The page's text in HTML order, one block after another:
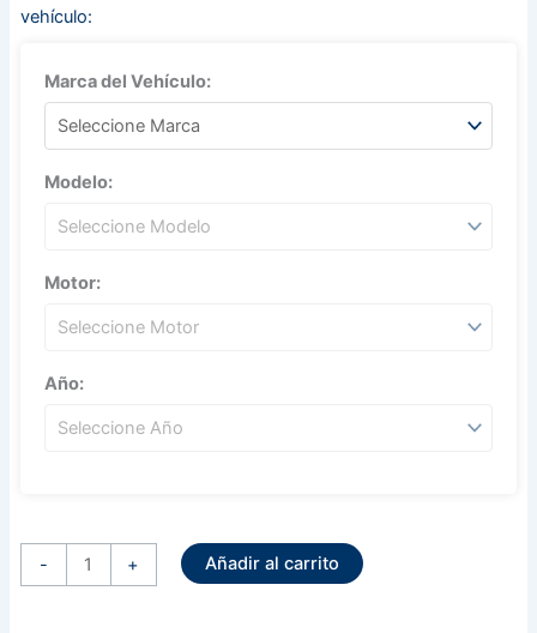
vehículo:
Marca del Vehículo:
Modelo:
Motor:
Año:
-
Nippondenso
Honda
+ Añadir al carrito